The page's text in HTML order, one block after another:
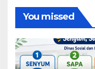
You missed